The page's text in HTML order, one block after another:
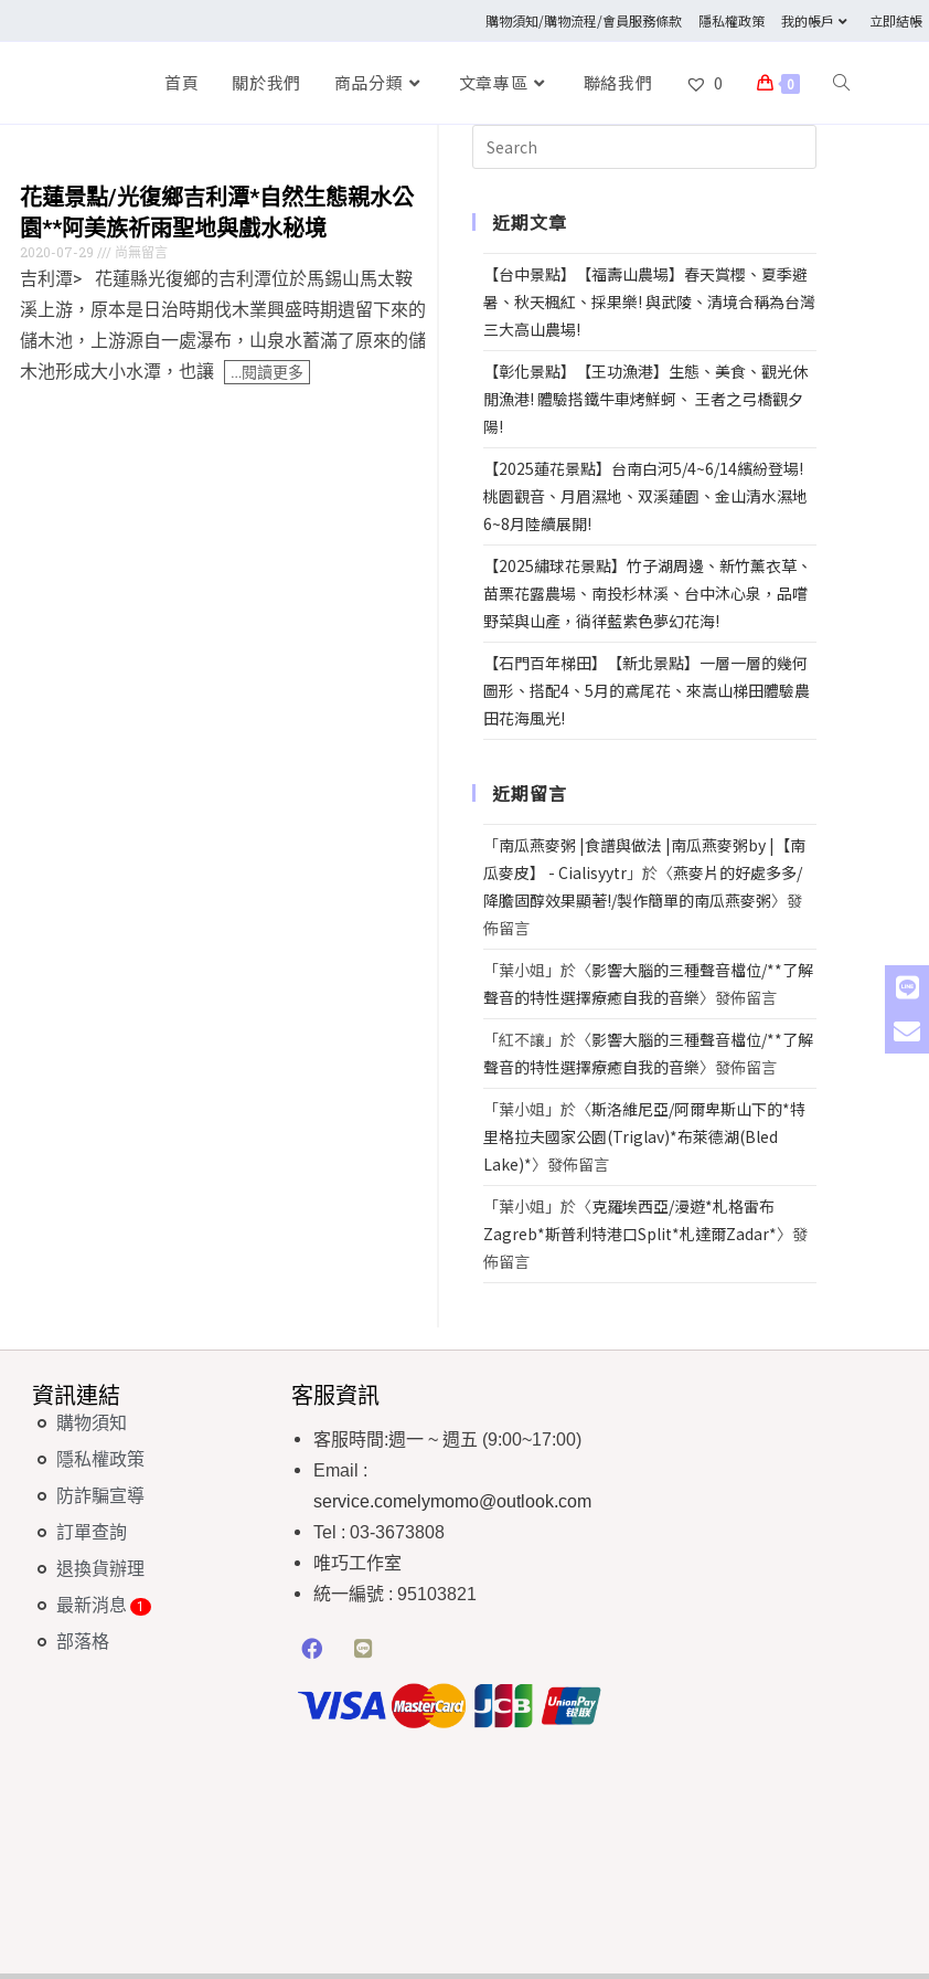
購物須知/購物流程/會員服務條款 隱私權政策 我的帳戶 立即結帳
首頁 關於我們 商品分類 文章專區 聯絡我們 0 0
花蓮景點/光復鄉吉利潭*自然生態親水公
園**阿美族祈雨聖地與戲水秘境
2020-07-29 尚無留言
吉利潭> 花蓮縣光復鄉的吉利潭位於馬錫山馬太鞍
溪上游，原本是日治時期伐木業興盛時期遺留下來的
儲木池，上游源自一處瀑布，山泉水蓄滿了原來的儲
木池形成大小水潭，也讓
…閱讀更多
近期文章
【台中景點】【福壽山農場】春天賞櫻、夏季避
暑、秋天楓紅、採果樂! 與武陵、清境合稱為台灣
三大高山農場!
【彰化景點】【王功漁港】生態、美食、觀光休
閒漁港! 體驗搭鐵牛車烤鮮蚵、 王者之弓橋觀夕
陽!
【2025蓮花景點】台南白河5/4~6/14繽紛登場!
桃園觀音、月眉濕地、双溪蓮園、金山清水濕地
6~8月陸續展開!
【2025繡球花景點】竹子湖周邊、新竹薰衣草、
苗栗花露農場、南投杉林溪、台中沐心泉，品嚐
野菜與山產，徜徉藍紫色夢幻花海!
【石門百年梯田】【新北景點】一層一層的幾何
圖形、搭配4、5月的鳶尾花、來嵩山梯田體驗農
田花海風光!
近期留言
「南瓜燕麥粥 |食譜與做法 |南瓜燕麥粥by |【南
瓜麥皮】 - Cialisyytr 」於〈燕麥片的好處多多/
降膽固醇效果顯著!/製作簡單的南瓜燕麥粥〉發
佈留言
「葉小姐 」於〈影響大腦的三種聲音檔位/**了解
聲音的特性選擇療癒自我的音樂〉發佈留言
「紅不讓 」於〈影響大腦的三種聲音檔位/**了解
聲音的特性選擇療癒自我的音樂〉發佈留言
「葉小姐 」於〈斯洛維尼亞/阿爾卑斯山下的*特
里格拉夫國家公園(Triglav)*布萊德湖(Bled
Lake)*〉發佈留言
「葉小姐 」於〈克羅埃西亞/漫遊*札格雷布
Zagreb*斯普利特港口Split*札達爾Zadar*〉發
佈留言
資訊連結
購物須知
隱私權政策
防詐騙宣導
訂單查詢
退換貨辦理
最新消息
部落格
客服資訊
客服時間:週一 ~ 週五 (9:00~17:00)
Email :
service.comelymomo@outlook.com
Tel : 03-3673808
唯巧工作室
統一編號 : 95103821